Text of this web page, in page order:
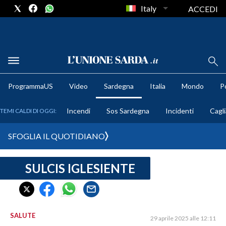
METEO
CRONACA SARDEGNA
CAGLIARI
SULCIS IGLESIENTE
Italy ACCEDI
ProgrammaUS Video Sardegna Italia Mondo
TEMI CALDI DI OGGI: Incendi Sos Sardegna Incidenti
SFOGLIA IL QUOTIDIANO
SULCIS IGLESIENTE
SALUTE 29 aprile 2025 alle 12:11